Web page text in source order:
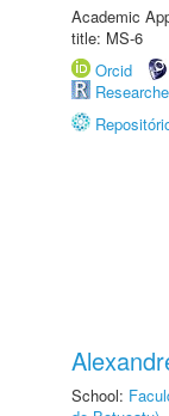
Academic
title: MS-6
Orcid
School: